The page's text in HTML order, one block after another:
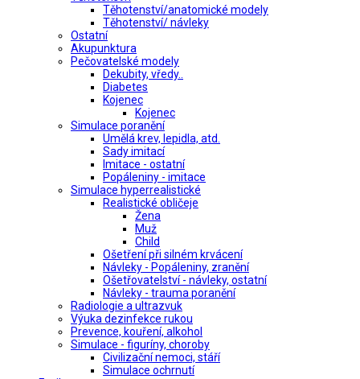
Těhotenství/anatomické modely
Těhotenství/ návleky
Ostatní
Akupunktura
Pečovatelské modely
Dekubity, vředy..
Diabetes
Kojenec
Kojenec
Simulace poranění
Umělá krev, lepidla, atd.
Sady imitací
Imitace - ostatní
Popáleniny - imitace
Simulace hyperrealistické
Realistické obličeje
Žena
Muž
Child
Ošetření při silném krvácení
Návleky - Popáleniny, zranění
Ošetřovatelství - návleky, ostatní
Návleky - trauma poranění
Radiologie a ultrazvuk
Výuka dezinfekce rukou
Prevence, kouření, alkohol
Simulace - figuríny, choroby
Civilizační nemoci, stáří
Simulace ochrnutí